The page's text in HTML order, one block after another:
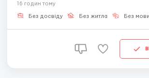
сообщений — Поддержание активности
Работа в удобной системе 🎓 Мы...
16 годин тому
Без досвіду Без житла Без мови